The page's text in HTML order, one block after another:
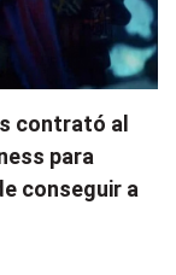
contrató al
para
conseguir a